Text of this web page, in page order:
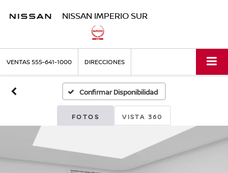
NISSAN IMPERIO SUR
VENTAS555-641-1000 DIRECCIONES
Confirmar Disponibilidad
FOTOS VISTA 360